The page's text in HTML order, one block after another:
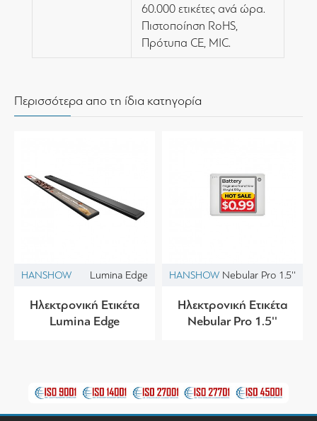
60.000 ετικέτες ανά ώρα.
Πιστοποίηση RoHS,
Πρότυπα CE, MIC.
Περισσότερα απο τη ίδια κατηγορία
HANSHOW Lumina Edge
Ηλεκτρονική Ετικέτα
Lumina Edge
HANSHOW Nebular Pro 1.5''
Ηλεκτρονική Ετικέτα
Nebular Pro 1.5''